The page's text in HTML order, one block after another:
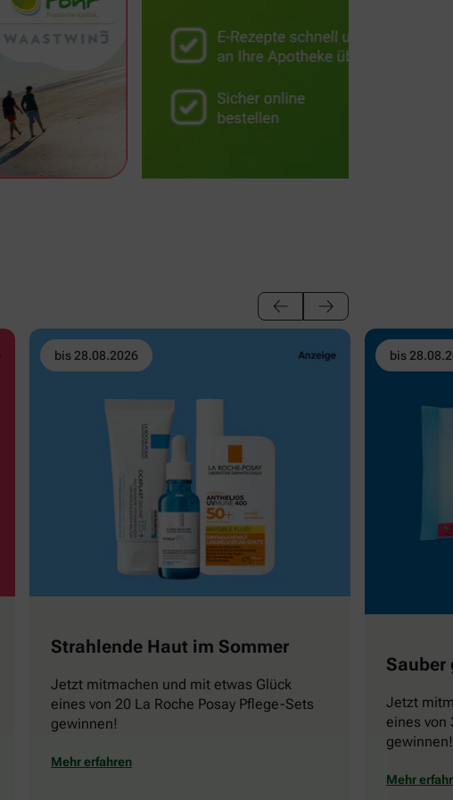
bis 28.08.2026
Strahlende Haut im Sommer
Jetzt mitmachen und mit etwas Glück
eines von 20 La Roche Posay Pflege-Sets
gewinnen!
Mehr erfahren
bis
Jetzt
eines
gewinnen!
Mehr